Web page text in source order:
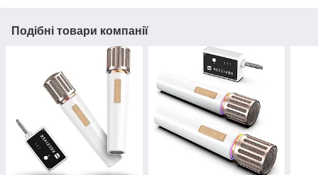
Подібні товари компанії